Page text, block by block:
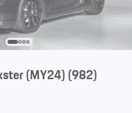
(MY24)(982)